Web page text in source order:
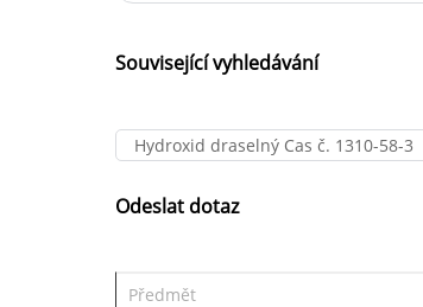
Související vyhledávání
Hydroxid draselný Cas č. 1310-58-3
Odeslat dotaz